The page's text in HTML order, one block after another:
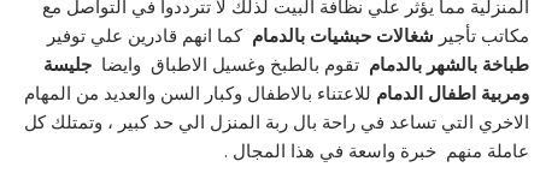
المنزلية مما يؤثر علي نظافة البيت لذلك لا تترددوا في التواصل مع
مكاتب تأجير شغالات حبشيات بالدمام كما انهم قادرين علي توفير
طباخة بالشهر بالدمامتقوم بالطبخ وغسيل الاطباق وايضاجليسة
ومربية اطفال الدمام للاعتناء بالاطفال وكبار السن والعديد من المهام
الاخري التي تساعد في راحة بال ربة المنزل الي حد كبير ، وتمتلك كل
عاملة منهم خبرة واسعة في هذا المجال .